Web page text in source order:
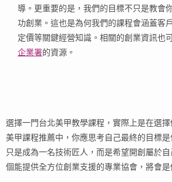
導。更重要的是，我們的目標不只是教會
功創業。這也是為何我們的課程會涵蓋客
定價等關鍵經營知識。相關的創業資訊也
企業署的資源。
選擇一門台北美甲教學課程，實際上是在選
美甲課程推薦中，你應思考自己最終的目標
只是成為一名技術匠人，而是希望開創屬於
個能提供全方位創業支援的專業協會，將會是